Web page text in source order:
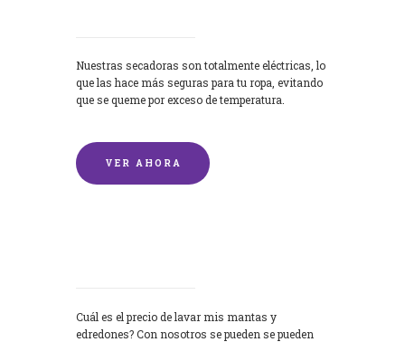
Nuestras secadoras son totalmente eléctricas, lo
que las hace más seguras para tu ropa, evitando
que se queme por exceso de temperatura.
VER AHORA
Cuál es el precio de lavar mis mantas y
edredones? Con nosotros se pueden se pueden